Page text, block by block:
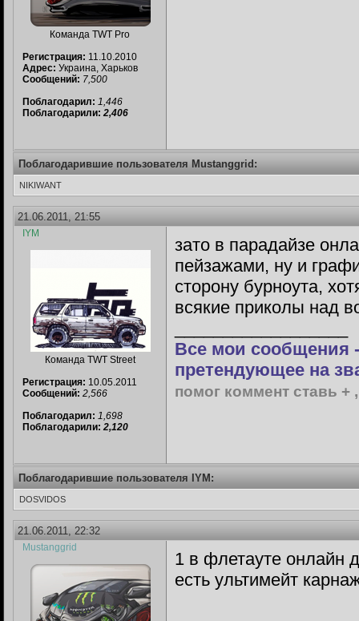
Команда TWT Pro
Регистрация: 11.10.2010
Адрес: Украина, Харьков
Сообщений: 7,500
Поблагодарил: 1,446
Поблагодарили: 2,406
Поблагодарившие пользователя Mustanggrid:
NIKIWANT
21.06.2011, 21:55
IYM
Команда TWT Street
Регистрация: 10.05.2011
Сообщений: 2,566
Поблагодарил: 1,698
Поблагодарили: 2,120
зато в парадайзе
пейзажами, ну и
сторону бурноута,
всякие приколы над
Все мои сообщения
претендующее на
помог коммент ставь +
Поблагодарившие пользователя IYM:
DOSVIDOS
21.06.2011, 22:32
Mustanggrid
1 в флетауте онлайн
есть ультимейт